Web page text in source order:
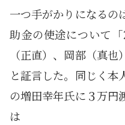
一つ手がかりになるの
助金の使途について
（正直）、岡部（真
と証言した。同じく本
の増田幸年氏に３万円
は